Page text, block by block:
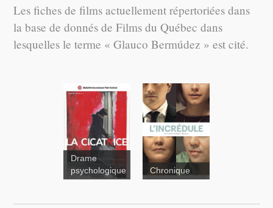
Les fiches de films actuellement répertoriées dans
la base de donnés de Films du Québec dans
lesquelles le terme « Glauco Bermúdez » est cité.
La cicatrice
Drame
psychologique
Chronique